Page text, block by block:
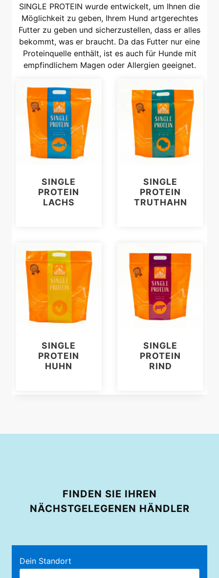
SINGLE PROTEIN wurde entwickelt, um Ihnen die
Möglichkeit zu geben, Ihrem Hund artgerechtes
Futter zu geben und sicherzustellen, dass er alles
bekommt, was er braucht. Da das Futter nur eine
Proteinquelle enthält, ist es auch für Hunde mit
empfindlichem Magen oder Allergien geeignet.
SINGLE
PROTEIN
LACHS
SINGLE
PROTEIN
TRUTHAHN
SINGLE
PROTEIN
HUHN
SINGLE
PROTEIN
RIND
FINDEN SIE IHREN
NÄCHSTGELEGENEN HÄNDLER
Dein Standort